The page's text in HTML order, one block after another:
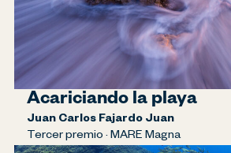
Acariciando la playa
Juan Carlos Fajardo Juan
Tercer premio · MARE Magna